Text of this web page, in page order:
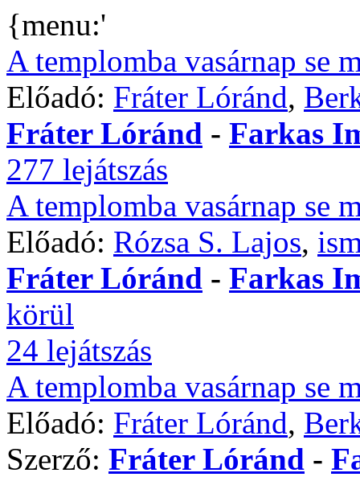
{menu:'
A templomba vasárnap se
Előadó: Fráter Lóránd,
Fráter Lóránd - Farkas
277 lejátszás
A templomba vasárnap se
Előadó: Rózsa S. Lajos,
Fráter Lóránd - Farkas
körül
24 lejátszás
A templomba vasárnap se
Előadó: Fráter Lóránd,
Szerző: Fráter Lóránd -